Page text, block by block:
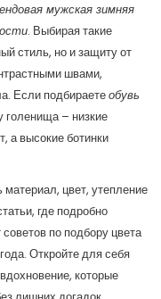
мужская зимняя
. Выбирая такие
стиль, но и защиту от
швами,
Если подбираетеобувь
голенища – низкие
а высокие ботинки
материал, цвет, утепление
где подробно
по подбору цвета
Откройте для себя
которые